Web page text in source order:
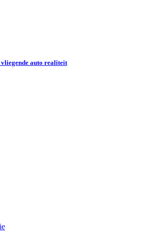
auto realiteit